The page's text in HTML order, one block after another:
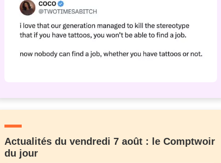
Actualités du vendredi 7 août : le Comptwoir
du jour